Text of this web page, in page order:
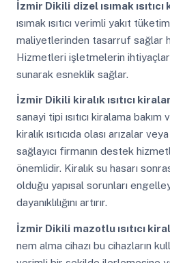
İzmir Dikili dizel ısımak
ısımak ısıtıcı verimli yakıt
maliyetlerinden tasarruf sağlar
Hizmetleri işletmelerin
sunarak esneklik sağlar.
İzmir Dikili kiralık ısıtıcı
sanayi tipi ısıtıcı kiralama
kiralık ısıtıcıda olası arızalar
sağlayıcı firmanın destek
önemlidir. Kiralık su hasarı
olduğu yapısal sorunları
dayanıklılığını artırır.
İzmir Dikili mazotlu ısıtıcı
nem alma cihazı bu cihazların